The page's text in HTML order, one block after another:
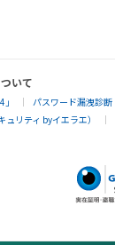
いて
パスワード漏洩診断
リティ byイエラエ）